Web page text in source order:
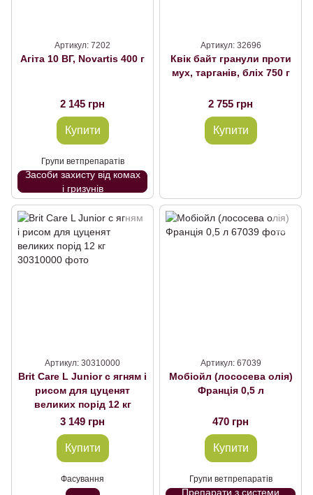
Артикул: 7202
Агіта 10 ВГ, Novartis 400 г
2 145 грн
Купити
Групи ветпрепаратів
Засоби захисту від комах
і гризунів
Артикул: 32696
Квік байт гранули проти
мух, тарганів, бліх 750 г
2 755 грн
Купити
Артикул: 30310000
Brit Care L Junior с ягням і
рисом для цуценят
великих порід 12 кг
3 149 грн
Купити
Фасування
Артикул: 67039
Мобіойл (лососева олія)
Франція 0,5 л
470 грн
Купити
Групи ветпрепаратів
Препарати з системи